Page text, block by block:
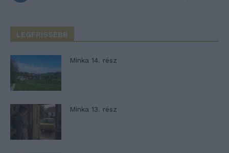
LEGFRISSEBB
Minka 14. rész
Minka 13. rész